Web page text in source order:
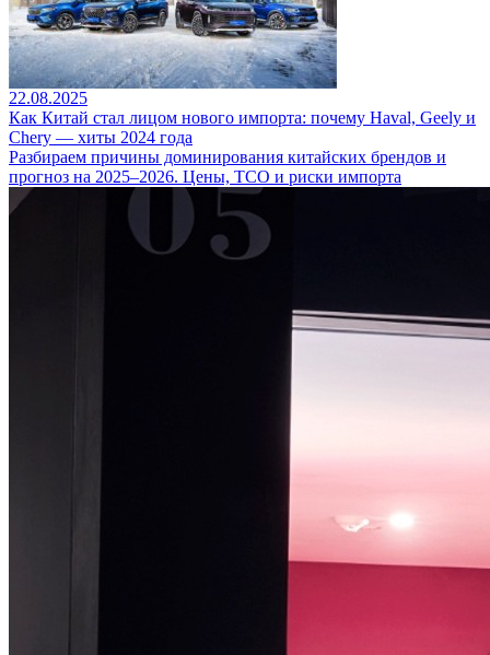
22.08.2025
Как Китай стал лицом нового импорта: почему Haval, Geely и
Chery — хиты 2024 года
Разбираем причины доминирования китайских брендов и
прогноз на 2025–2026. Цены, TCO и риски импорта